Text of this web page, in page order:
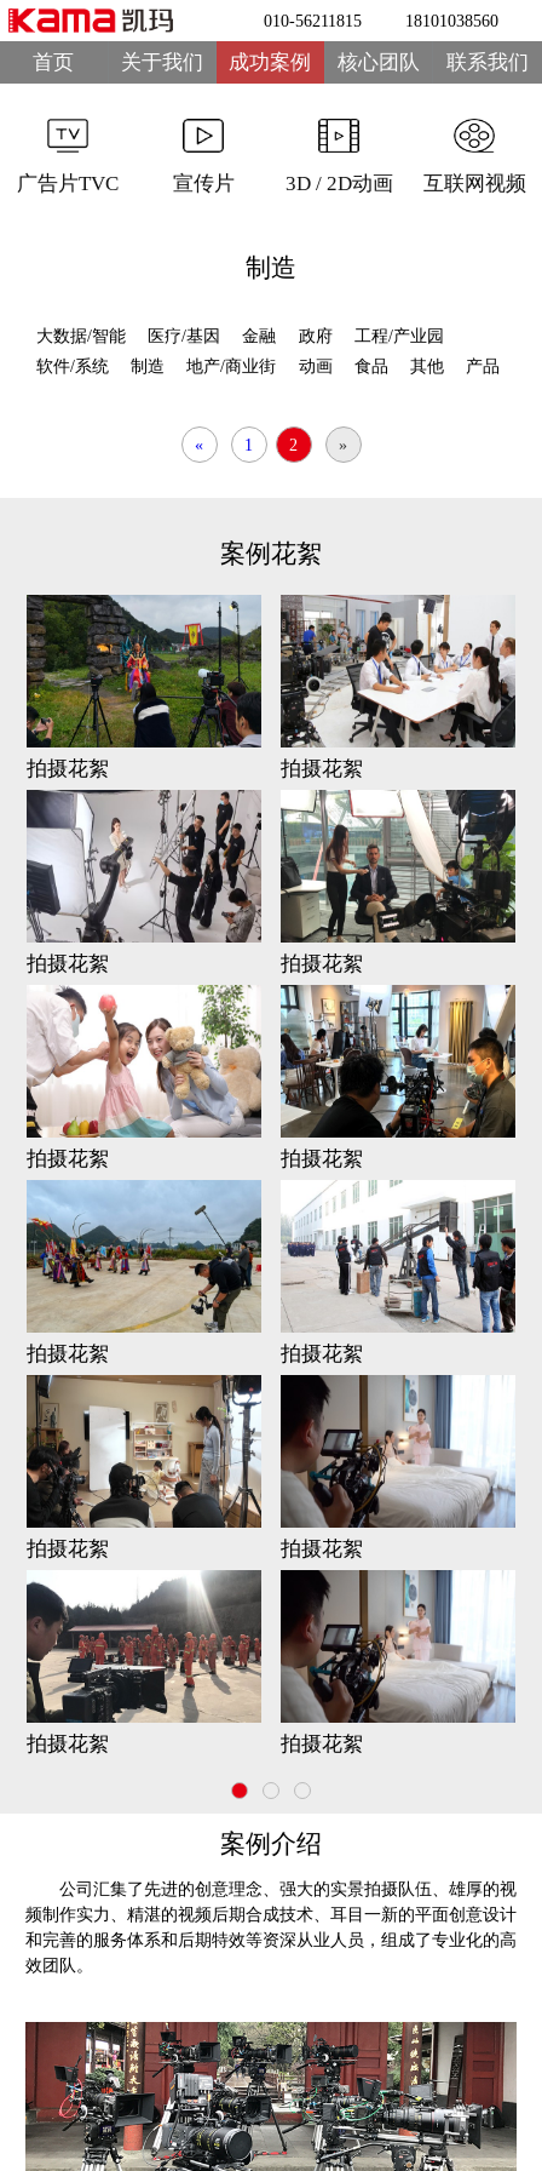
010-56211815 18101038560
首页 关于我们 成功案例 核心团队 联系我们
广告片TVC 宣传片 3D / 2D动画 互联网视频
制造
大数据/智能 医疗/基因 金融 政府
工程/产业园
软件/系统
制造 地产/商业街 动画 食品 其他 产品
« 1 2 »
案例花絮
拍摄花絮 拍摄花絮
拍摄花絮 拍摄花絮
拍摄花絮 拍摄花絮
拍摄花絮 拍摄花絮
拍摄花絮 拍摄花絮
拍摄花絮 拍摄花絮
案例介绍
公司汇集了先进的创意理念、强大的实景拍摄队伍、雄厚的视
频制作实力、精湛的视频后期合成技术、耳目一新的平面创意设计
和完善的服务体系和后期特效等资深从业人员，组成了专业化的高
效团队。